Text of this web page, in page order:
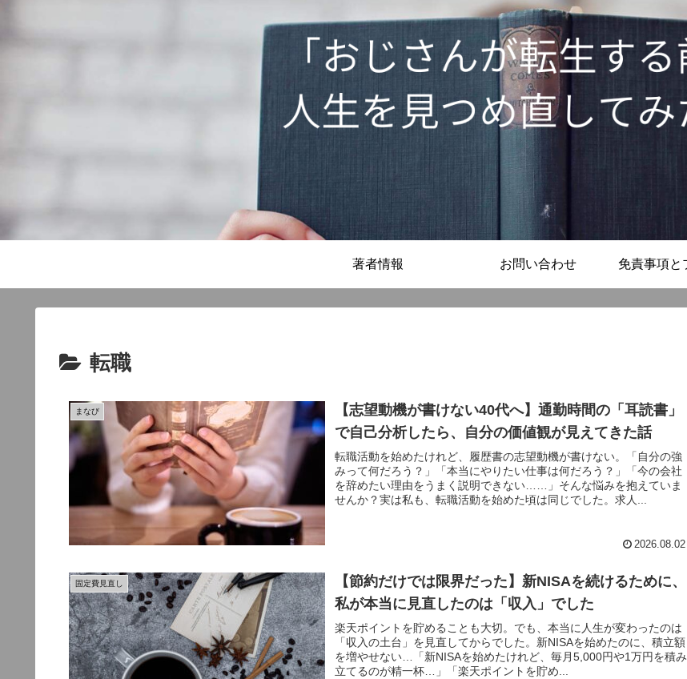
著者情報 お問い合わせ
転職
まなび
【志望動機が書けない40代へ】通勤時間の「耳読書」
で自己分析したら、自分の価値観が見えてきた話
転職活動を始めたけれど、履歴書の志望動機が書けない。「自分の強
みって何だろう？」「本当にやりたい仕事は何だろう？」「今の会社
を辞めたい理由をうまく説明できない……」そんな悩みを抱えていま
せんか？実は私も、転職活動を始めた頃は同じでした。求人...
2026.08.02
固定費見直し
【節約だけでは限界だった】新NISAを続けるために、
私が本当に見直したのは「収入」でした
楽天ポイントを貯めることも大切。でも、本当に人生が変わったのは
「収入の土台」を見直してからでした。新NISAを始めたのに、積立額
を増やせない…「新NISAを始めたけれど、毎月5,000円や1万円を積み
立てるのが精一杯…」「楽天ポイントを貯め...